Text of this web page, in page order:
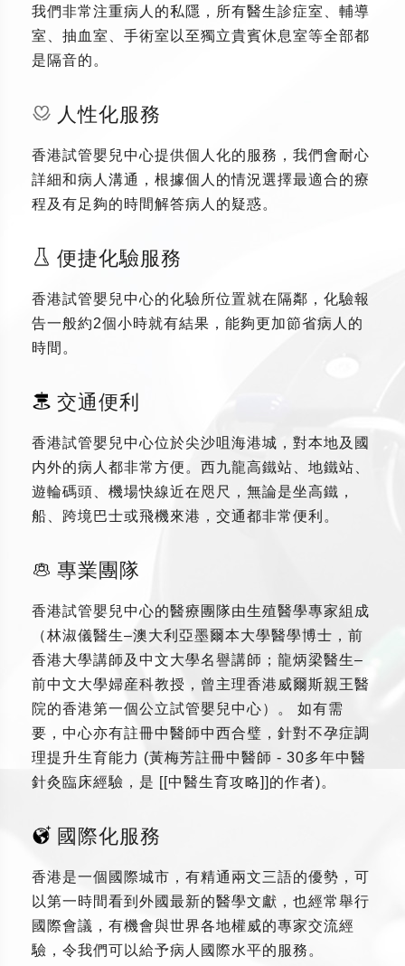
我們非常注重病人的私隱，所有醫生診症室、輔導
室、抽血室、手術室以至獨立貴賓休息室等全部都
是隔音的。
人性化服務
香港試管嬰兒中心提供個人化的服務，我們會耐心
詳細和病人溝通，根據個人的情況選擇最適合的療
程及有足夠的時間解答病人的疑惑。
便捷化驗服務
香港試管嬰兒中心的化驗所位置就在隔鄰，化驗報
告一般約2個小時就有結果，能夠更加節省病人的
時間。
交通便利
香港試管嬰兒中心位於尖沙咀海港城，對本地及國
内外的病人都非常方便。西九龍高鐵站、地鐵站、
遊輪碼頭、機場快線近在咫尺，無論是坐高鐵，
船、跨境巴士或飛機來港，交通都非常便利。
專業團隊
香港試管嬰兒中心的醫療團隊由生殖醫學專家組成
（林淑儀醫生–澳大利亞墨爾本大學醫學博士，前
香港大學講師及中文大學名譽講師；龍炳梁醫生–
前中文大學婦産科教授，曾主理香港威爾斯親王醫
院的香港第一個公立試管嬰兒中心）。 如有需
要，中心亦有註冊中醫師中西合璧，針對不孕症調
理提升生育能力 (黃梅芳註冊中醫師 - 30多年中醫
針灸臨床經驗，是 [[中醫生育攻略]]的作者)。
國際化服務
香港是一個國際城市，有精通兩文三語的優勢，可
以第一時間看到外國最新的醫學文獻，也經常舉行
國際會議，有機會與世界各地權威的專家交流經
驗，令我們可以給予病人國際水平的服務。